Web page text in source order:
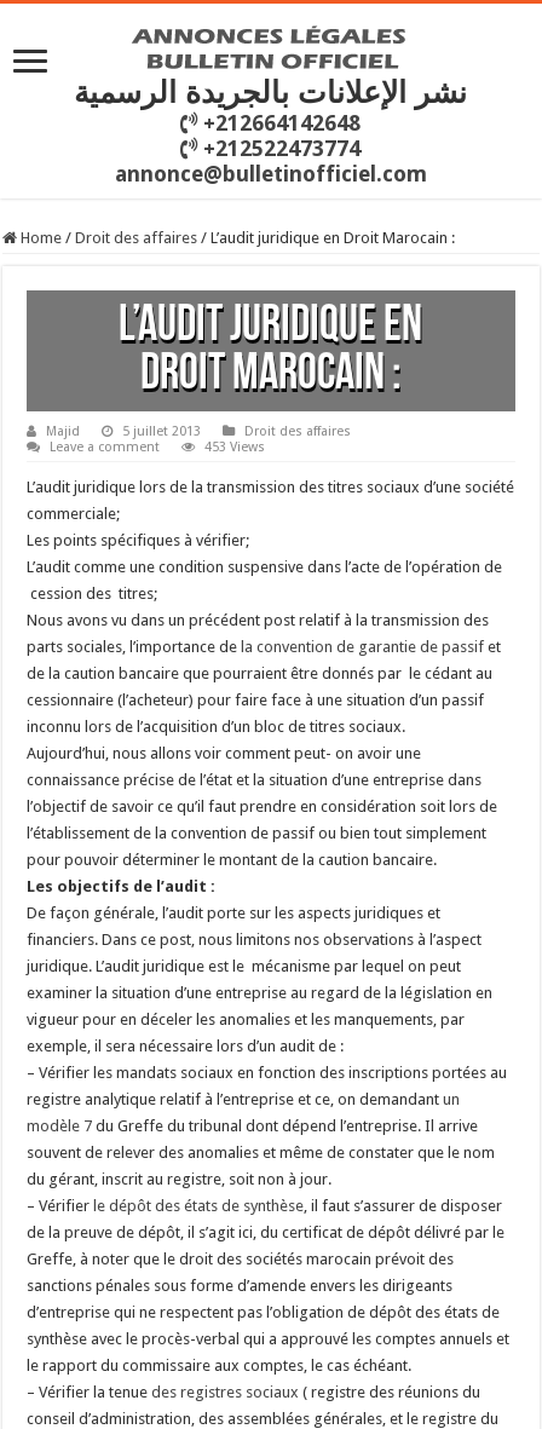
نشر الإعلانات بالجريدة الرسمية
+212664142648
+212522473774
annonce@bulletinofficiel.com
Home / Droit des affaires / L’audit juridique en Droit Marocain :
L’audit juridique en
Droit Marocain :
Majid 5 juillet 2013
Droit des affaires
Leave a comment
453 Views
L’audit juridique lors de la transmission des titres sociaux d’une société
commerciale;
Les points spécifiques à vérifier;
L’audit comme une condition suspensive dans l’acte de l’opération de
cession des titres;
Nous avons vu dans un précédent post relatif à la transmission des
parts sociales, l’importance de la convention de garantie de passif et
de la caution bancaire que pourraient être donnés par le cédant au
cessionnaire (l’acheteur) pour faire face à une situation d’un passif
inconnu lors de l’acquisition d’un bloc de titres sociaux.
Aujourd’hui, nous allons voir comment peut- on avoir une
connaissance précise de l’état et la situation d’une entreprise dans
l’objectif de savoir ce qu’il faut prendre en considération soit lors de
l’établissement de la convention de passif ou bien tout simplement
pour pouvoir déterminer le montant de la caution bancaire.
Les objectifs de l’audit :
De façon générale, l’audit porte sur les aspects juridiques et
financiers. Dans ce post, nous limitons nos observations à l’aspect
juridique. L’audit juridique est le mécanisme par lequel on peut
examiner la situation d’une entreprise au regard de la législation en
vigueur pour en déceler les anomalies et les manquements, par
exemple, il sera nécessaire lors d’un audit de :
– Vérifier les mandats sociaux en fonction des inscriptions portées au
registre analytique relatif à l’entreprise et ce, on demandantun
modèle 7 du Greffe du tribunal dont dépend l’entreprise. Il arrive
souvent de relever des anomalies et même de constater que le nom
du gérant, inscrit au registre, soit non à jour.
– Vérifier le dépôt des états de synthèse, il faut s’assurer de disposer
de la preuve de dépôt, il s’agit ici, du certificat de dépôt délivré par le
Greffe, à noter que le droit des sociétés marocain prévoit des
sanctions pénales sous forme d’amende envers les dirigeants
d’entreprise qui ne respectent pas l’obligation de dépôt des états de
synthèse avec le procès-verbal qui a approuvé les comptes annuels et
le rapport du commissaire aux comptes, le cas échéant.
– Vérifier la tenuedes registres sociaux ( registre des réunions du
conseil d’administration, des assemblées générales, et le registre du